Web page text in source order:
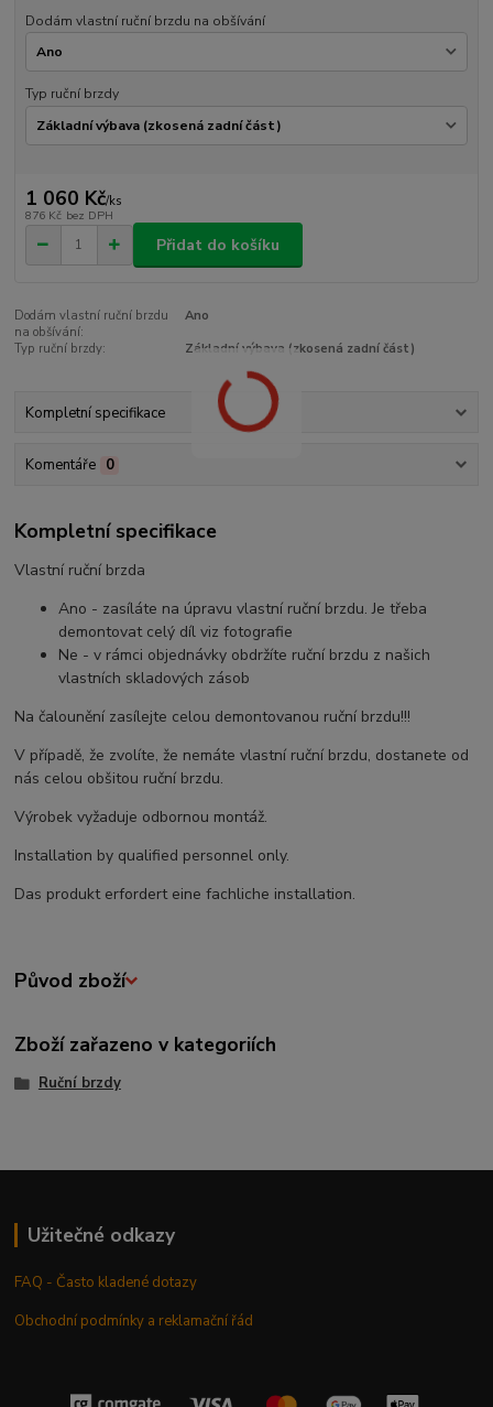
Dodám vlastní ruční brzdu na obšívání
Typ ruční brzdy
1 060 Kč/ks
876 Kč bez DPH
Přidat do košíku
Dodám vlastní ruční brzdu
na obšívání:
Ano
Typ ruční brzdy:
Základní výbava (zkosená zadní část)
Kompletní specifikace
Komentáře 0
Kompletní specifikace
Vlastní ruční brzda
Ano - zasíláte na úpravu vlastní ruční brzdu. Je třeba
demontovat celý díl viz fotografie
Ne - v rámci objednávky obdržíte ruční brzdu z našich
vlastních skladových zásob
Na čalounění zasílejte celou demontovanou ruční brzdu!!!
V případě, že zvolíte, že nemáte vlastní ruční brzdu, dostanete od
nás celou obšitou ruční brzdu.
Výrobek vyžaduje odbornou montáž.
Installation by qualified personnel only.
Das produkt erfordert eine fachliche installation.
Původ zboží
Zboží zařazeno v kategoriích
Ruční brzdy
Užitečné odkazy
FAQ - Často kladené dotazy
Obchodní podmínky a reklamační řád